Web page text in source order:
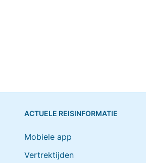
ACTUELE REISINFORMATIE
Mobiele app
Vertrektijden